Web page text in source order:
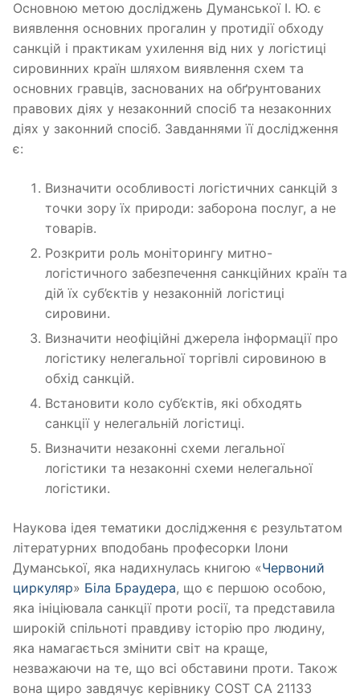
Основною метою досліджень Думанської І. Ю. є
виявлення основних прогалин у протидії обходу
санкцій і практикам ухилення від них у логістиці
сировинних країн шляхом виявлення схем та
основних гравців, заснованих на обґрунтованих
правових діях у незаконний спосіб та незаконних
діях у законний спосіб. Завданнями її дослідження
є:
Визначити особливості логістичних санкцій з
точки зору їх природи: заборона послуг, а не
товарів.
Розкрити роль моніторингу митно-
логістичного забезпечення санкційних країн та
дій їх суб’єктів у незаконній логістиці
сировини.
Визначити неофіційні джерела інформації про
логістику нелегальної торгівлі сировиною в
обхід санкцій.
Встановити коло суб’єктів, які обходять
санкції у нелегальній логістиці.
Визначити незаконні схеми легальної
логістики та незаконні схеми нелегальної
логістики.
Наукова ідея тематики дослідження є результатом
літературних вподобань професорки Ілони
Думанської, яка надихнулась книгою «Червоний
циркуляр» Біла Браудера, що є першою особою,
яка ініціювала санкції проти росії, та представила
широкій спільноті правдиву історію про людину,
яка намагається змінити світ на краще,
незважаючи на те, що всі обставини проти. Також
вона щиро завдячує керівнику COST CA 21133